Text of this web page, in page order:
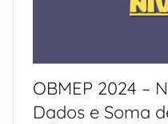
OBMEP 2024 –
Dados e Soma